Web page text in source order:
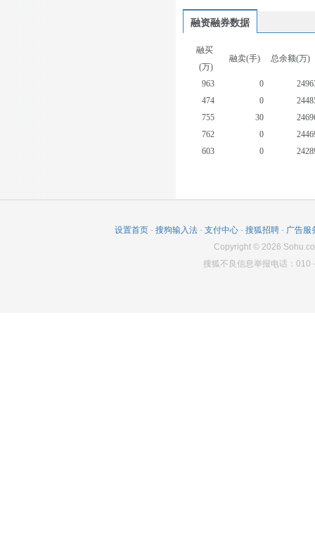
融资融券数据
融买
(万)
融卖(手) 总余额(万)
963 0
474
0
755
30
762
0
603
0
206
0
378
0
设置首页 - 搜狗输入法 - 支付中心 - 搜狐招聘 - 广告服
Copyright© 2026
搜狐不良信息举报电话：010